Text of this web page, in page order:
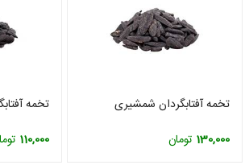
تخمه آفتابگردان شمشیری
130,000 تومان
تخمه
110,000